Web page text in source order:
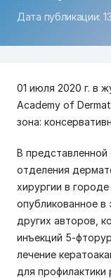
Дата публикации:
01 июля 2020 г. в
Academy of
зона:
В представленной
отделения
хирургии в
опубликованное
других авторов,
инъекций 5-
лечение
для